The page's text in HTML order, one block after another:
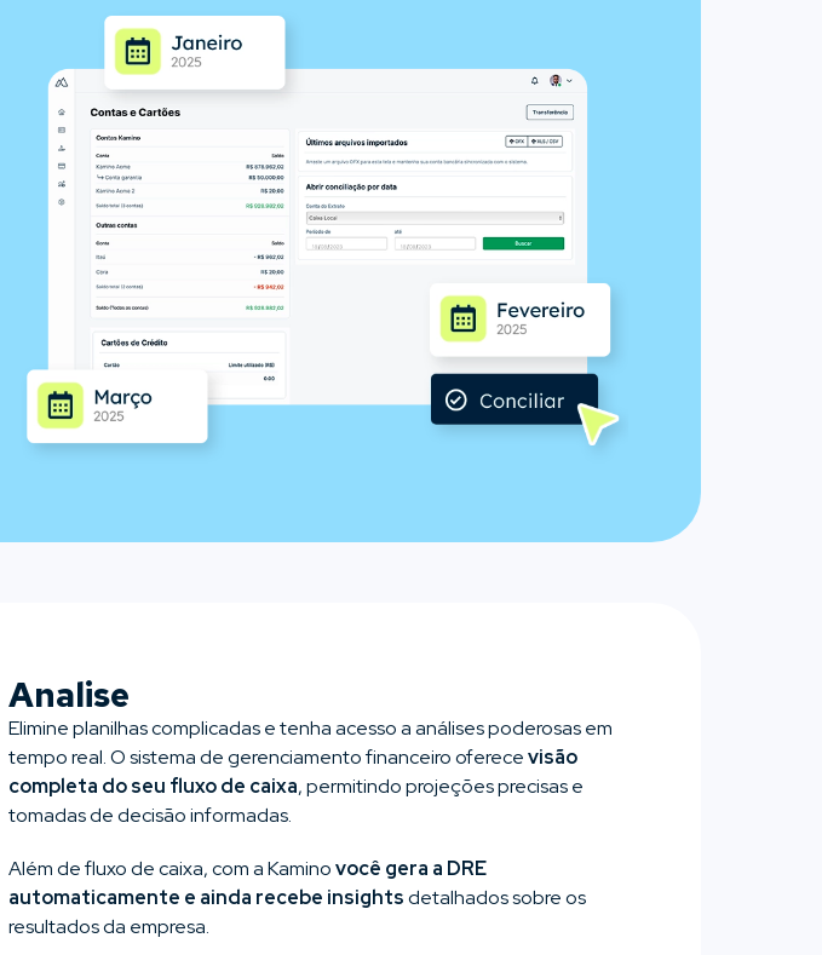
Analise
Elimine planilhas complicadas e tenha acesso a análises poderosas em
tempo real. O sistema de gerenciamento financeiro oferecevisão
completa do seu fluxo de caixa, permitindo projeções precisas e
tomadas de decisão informadas.
Além de fluxo de caixa, com a Kaminovocê gera a DRE
automaticamente e ainda recebe insightsdetalhados sobre os
resultados da empresa.